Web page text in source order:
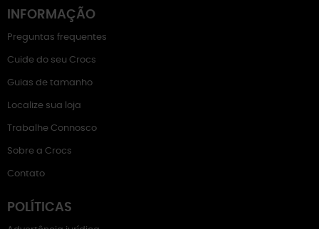
INFORMAÇÃO
Preguntas frequentes
Cuide do seu Crocs
Guias de tamanho
Localize sua loja
Trabalhe Connosco
Sobre a Crocs
Contato
POLÍTICAS